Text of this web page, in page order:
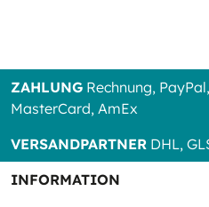
ZAHLUNG Rechnung,
MasterCard, AmEx
VERSANDPARTNER DHL,
INFORMATION